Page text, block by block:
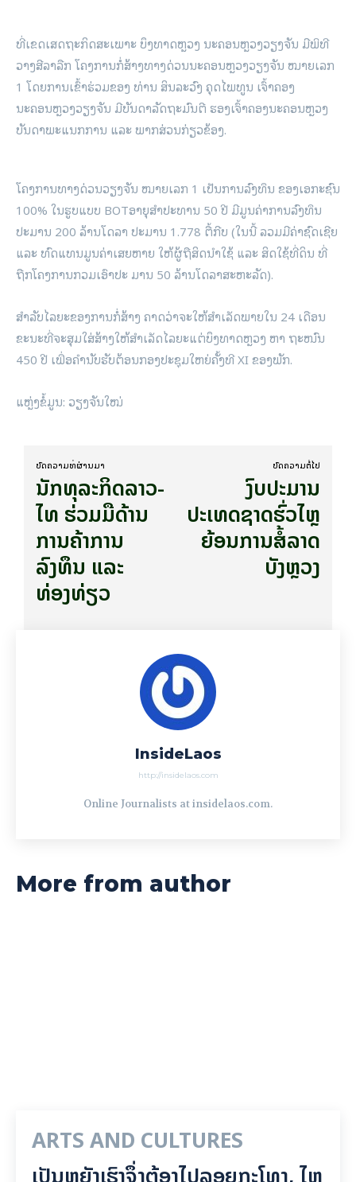
ທີ່ເຂດເສດຖະກິດສະເພາະ ບຶງທາດຫຼວງ ນະຄອນຫຼວງວຽງຈັນ ມີພິທີ
ວາງສີລາລືກ ໂຄງການກໍ່ສ້າງທາງດ່ວນນະຄອນຫຼວງວຽງຈັນ ໝາຍເລກ
1 ໂດຍການເຂົ້າຮ່ວມຂອງ ທ່ານ ສິນລະວົງ ຄຸດໄພທູນ ເຈົ້າຄອງ
ນະຄອນຫຼວງວຽງຈັນ ມີບັນດາລັດຖະມົນຕີ ຮອງເຈົ້າຄອງນະຄອນຫຼວງ
ບັນດາພະແນກການ ແລະ ພາກສ່ວນກ່ຽວຂ້ອງ.
ໂຄງການທາງດ່ວນວຽງຈັນ ໝາຍເລກ 1 ເປັນການລົງທຶນ ຂອງເອກະຊົນ
100% ໃນຮູບແບບ BOTອາຍຸສໍາປະທານ 50 ປີ ມີມູນຄ່າການລົງທຶນ
ປະມານ 200 ລ້ານໂດລາ ປະມານ 1.778 ຕື້ກີບ (ໃນນີ້ ລວມມີຄ່າຊົດເຊີຍ
ແລະ ທົດແທນມູນຄ່າເສຍຫາຍ ໃຫ້ຜູ້ຖືສິດນໍາໃຊ້ ແລະ ສິດໃຊ້ທີ່ດິນ ທີ່
ຖືກໂຄງການກວມເອົາປະ ມານ 50 ລ້ານໂດລາສະຫະລັດ).
ສໍາລັບໄລຍະຂອງການກໍ່ສ້າງ ຄາດວ່າຈະໃຫ້ສໍາເລັດພາຍໃນ 24 ເດືອນ
ຂະນະທີ່ຈະສຸມໃສ່ສ້າງໃຫ້ສໍາເລັດໄລຍະແຕ່ບຶງທາດຫຼວງ ຫາ ຖະໜົນ
450 ປີ ເພື່ອຄໍານັບຮັບຕ້ອນກອງປະຊຸມໃຫຍ່ຄັ້ງທີ XI ຂອງພັກ.
ແຫຼ່ງຂໍ້ມູນ: ວຽງຈັນໃໝ່
ບົດ​ຄວາມ​ທີ່​ຜ່ານ​ມາ
ນັກທຸລະກິດລາວ-
ໄທ ຮ່ວມມືດ້ານ
ການຄ້າການ
ລົງທຶນ ແລະ
ທ່ອງທ່ຽວ
ບົດ​ຄວາມ​ຕໍ່​ໄປ
ງົບປະມານ
ປະເທດຊາດຮົ່ວໄຫຼ
ຍ້ອນການສໍ້ລາດ
ບັງຫຼວງ
InsideLaos
http://insidelaos.com
Online Journalists at insidelaos.com.
More from author
ARTS AND CULTURES